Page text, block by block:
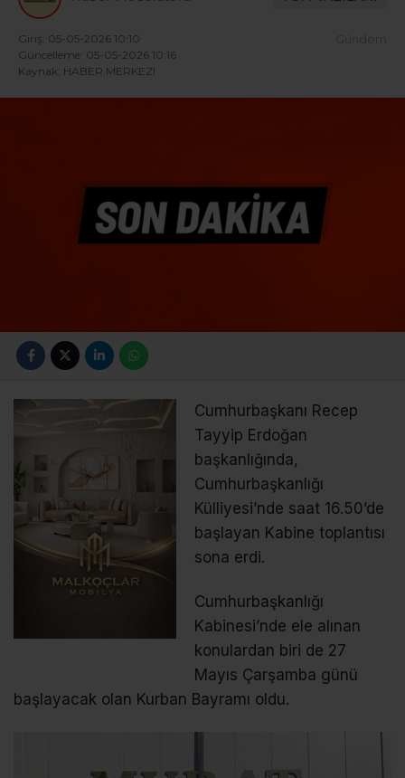
Giriş: 05-05-2026 10:10
Güncelleme: 05-05-2026 10:16
Kaynak: HABER MERKEZI
Gündem
Cumhurbaşkanı Recep
Tayyip Erdoğan
başkanlığında,
Cumhurbaşkanlığı
Külliyesi’nde saat 16.50’de
başlayan Kabine toplantısı
sona erdi.
Cumhurbaşkanlığı
Kabinesi’nde ele alınan
konulardan biri de 27
Mayıs Çarşamba günü
başlayacak olan Kurban Bayramı oldu.